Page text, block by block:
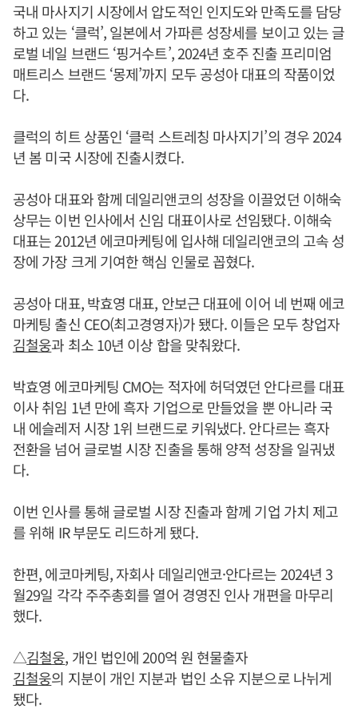
국내 마사지기 시장에서 압도적인 인지도와 만족도를 담당
하고 있는 ‘클럭’, 일본에서 가파른 성장세를 보이고 있는 글
로벌 네일 브랜드 ‘핑거수트’, 2024년 호주 진출 프리미엄
매트리스 브랜드 ‘몽제’까지 모두 공성아 대표의 작품이었
다.
클럭의 히트 상품인 ‘클럭 스트레칭 마사지기’의 경우 2024
년 봄 미국 시장에 진출시켰다.
공성아 대표와 함께 데일리앤코의 성장을 이끌었던 이해숙
상무는 이번 인사에서 신임 대표이사로 선임됐다. 이해숙
대표는 2012년 에코마케팅에 입사해 데일리앤코의 고속 성
장에 가장 크게 기여한 핵심 인물로 꼽혔다.
공성아 대표, 박효영 대표, 안보근 대표에 이어 네 번째 에코
마케팅 출신 CEO(최고경영자)가 됐다. 이들은 모두 창업자
김철웅과 최소 10년 이상 합을 맞춰왔다.
박효영 에코마케팅 CMO는 적자에 허덕였던 안다르를 대표
이사 취임 1년 만에 흑자 기업으로 만들었을 뿐 아니라 국
내 에슬레저 시장 1위 브랜드로 키워냈다. 안다르는 흑자
전환을 넘어 글로벌 시장 진출을 통해 양적 성장을 일궈냈
다.
이번 인사를 통해 글로벌 시장 진출과 함께 기업 가치 제고
를 위해 IR 부문도 리드하게 됐다.
한편, 에코마케팅, 자회사 데일리앤코·안다르는 2024년 3
월29일 각각 주주총회를 열어 경영진 인사 개편을 마무리
했다.
△김철웅, 개인 법인에 200억 원 현물출자
김철웅의 지분이 개인 지분과 법인 소유 지분으로 나뉘게
됐다.